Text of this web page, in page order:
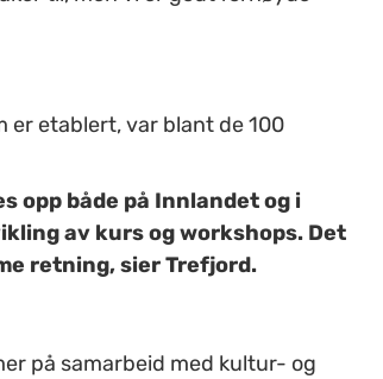
etablert, var blant de 100
opp både på Innlandet og i
av kurs og workshops. Det
retning, sier Trefjord.
på samarbeid med kultur- og